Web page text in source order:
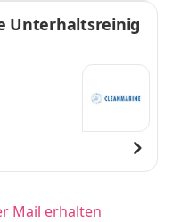
Unterhaltsreinig
Mail erhalten